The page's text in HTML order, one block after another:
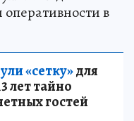
в
«сетку»для
лет тайно
гостей